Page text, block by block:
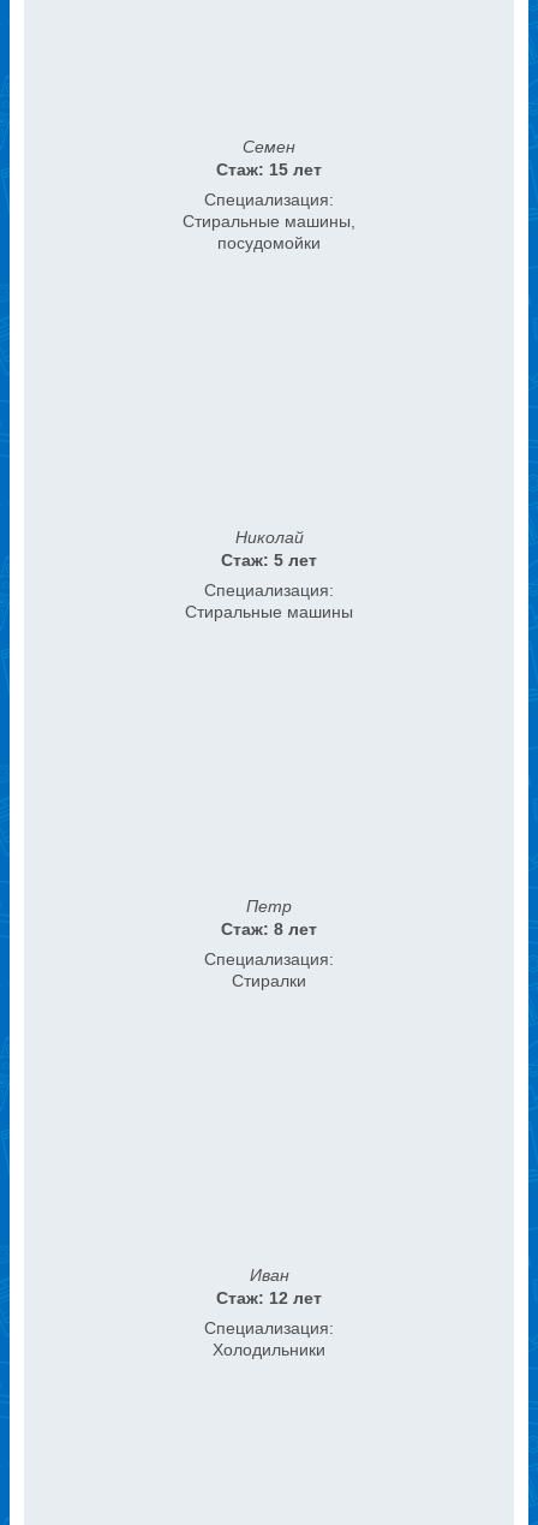
Семен
Стаж: 15 лет
Специализация:
Стиральные машины,
посудомойки
Николай
Стаж: 5 лет
Специализация:
Стиральные машины
Петр
Стаж: 8 лет
Специализация:
Стиралки
Иван
Стаж: 12 лет
Специализация:
Холодильники